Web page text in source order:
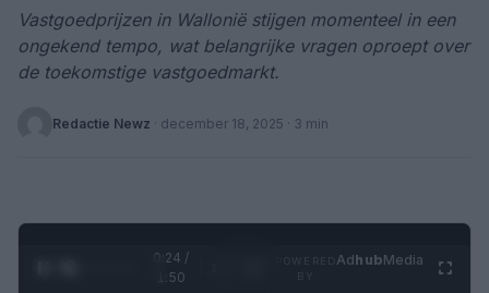
Vastgoedprijzen in Wallonië stijgen momenteel in een
ongekend tempo, wat belangrijke vragen oproept over
de toekomstige vastgoedmarkt.
Redactie Newz · december 18, 2025 · 3 min
0:25 /
1:50
AdhubMedia